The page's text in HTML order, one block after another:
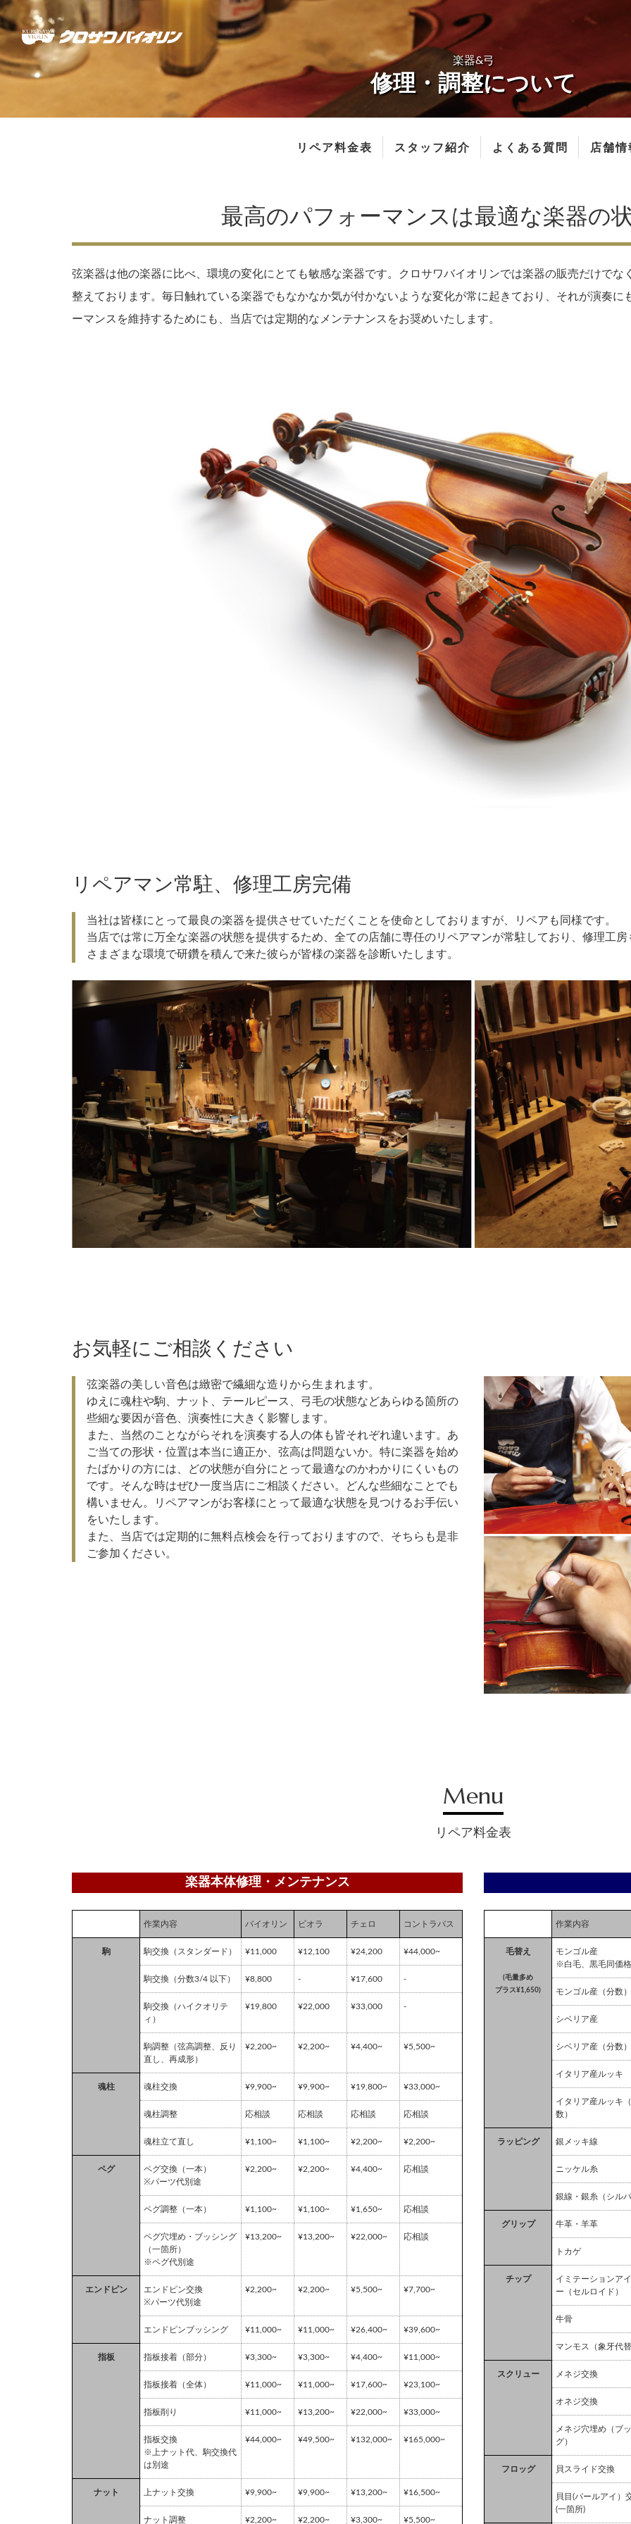
楽器&弓
修理・調整について
リペア料金表 スタッフ紹介 よくある質問 店舗情
最高のパフォーマンスは最適な楽器の
弦楽器は他の楽器に比べ、環境の変化にとても敏感な楽器です。クロサワバイオリンでは楽器の販売だけで
整えております。毎日触れている楽器でもなかなか気が付かないような変化が常に起きており、それが演奏
ーマンスを維持するためにも、当店では定期的なメンテナンスをお奨めいたします。
リペアマン常駐、修理工房完備
当社は皆様にとって最良の楽器を提供させていただくことを使命としておりますが、リペアも同様です。
当店では常に万全な楽器の状態を提供するため、全ての店舗に専任のリペアマンが常駐しており、修理工房
さまざまな環境で研鑽を積んで来た彼らが皆様の楽器を診断いたします。
お気軽にご相談ください
弦楽器の美しい音色は緻密で繊細な造りから生まれます。
ゆえに魂柱や駒、ナット、テールピース、弓毛の状態などあらゆる箇所の
些細な要因が音色、演奏性に大きく影響します。
また、当然のことながらそれを演奏する人の体も皆それぞれ違います。あ
ご当ての形状・位置は本当に適正か、弦高は問題ないか。特に楽器を始め
たばかりの方には、どの状態が自分にとって最適なのかわかりにくいもの
です。そんな時はぜひ一度当店にご相談ください。どんな些細なことでも
構いません。リペアマンがお客様にとって最適な状態を見つけるお手伝い
をいたします。
また、当店では定期的に無料点検会を行っておりますので、そちらも是非
ご参加ください。
Menu
リペア料金表
楽器本体修理・メンテナンス
作業内容 バイオリン ビオラ チェロ コントラバス
駒 駒交換（スタンダード） ¥11,000 ¥12,100 ¥24,200 ¥44,000~
駒交換（分数3/4 以下） ¥8,800 - ¥17,600 -
駒交換（ハイクオリテ
ィ）
¥19,800 ¥22,000 ¥33,000 -
駒調整（弦高調整、反り
直し、再成形）
¥2,200~ ¥2,200~ ¥4,400~ ¥5,500~
魂柱 魂柱交換 ¥9,900~ ¥9,900~ ¥19,800~ ¥33,000~
魂柱調整 応相談 応相談 応相談 応相談
魂柱立て直し ¥1,100~ ¥1,100~ ¥2,200~ ¥2,200~
ペグ
ペグ交換（一本）
※パーツ代別途
¥2,200~ ¥2,200~ ¥4,400~ 応相談
ペグ調整（一本） ¥1,100~ ¥1,100~ ¥1,650~ 応相談
ペグ穴埋め・ブッシング
（一箇所）
※ペグ代別途
¥13,200~ ¥13,200~ ¥22,000~ 応相談
エンドピン
エンドピン交換
※パーツ代別途
¥2,200~ ¥2,200~ ¥5,500~ ¥7,700~
エンドピンブッシング ¥11,000~ ¥11,000~ ¥26,400~ ¥39,600~
指板 指板接着（部分） ¥3,300~ ¥3,300~ ¥4,400~ ¥11,000~
指板接着（全体） ¥11,000~ ¥11,000~ ¥17,600~ ¥23,100~
指板削り ¥11,000~ ¥13,200~ ¥22,000~ ¥33,000~
指板交換
※上ナット代、駒交換代
は別途
¥44,000~ ¥49,500~ ¥132,000~ ¥165,000~
ナット 上ナット交換 ¥9,900~ ¥9,900~ ¥13,200~ ¥16,500~
ナット調整 ¥2,200~ ¥2,200~ ¥3,300~ ¥5,500~
作業内容
毛替え
(毛量多め
プラス¥1,650)
モンゴル産
※白毛、黒毛同価格
モンゴル産（分数）
シベリア産
シベリア産（分数）
イタリア産ルッキ
イタリア産ルッキ
数）
ラッピング 銀メッキ線
ニッケル糸
銀線・銀糸（シル
グリップ 牛革・羊革
トカゲ
チップ
イミテーションア
ー（セルロイド）
牛骨
マンモス（象牙代
スクリュー メネジ交換
オネジ交換
メネジ穴埋め（ブ
グ）
フロッグ 貝スライド交換
貝目(パールアイ）
(一箇所)